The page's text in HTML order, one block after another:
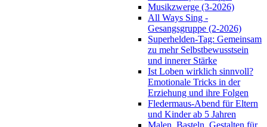
Musikzwerge (3-2026)
All Ways Sing -
Gesangsgruppe (2-2026)
Superhelden-Tag: Gemeinsam
zu mehr Selbstbewusstsein
und innerer Stärke
Ist Loben wirklich sinnvoll?
Emotionale Tricks in der
Erziehung und ihre Folgen
Fledermaus-Abend für Eltern
und Kinder ab 5 Jahren
Malen, Basteln, Gestalten für